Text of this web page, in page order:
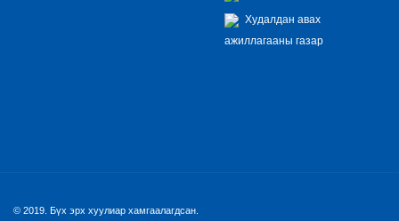
Худалдан авах
ажиллагааны газар
© 2019. Бүх эрх хуулиар хамгаалагдсан.